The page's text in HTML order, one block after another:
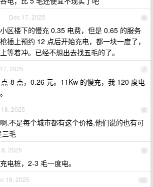
6
Dec 17, 2025
区楼下的慢充 0.35 电费，但是 0.65 的服务
插上预约 12 点后开始充电，都一块一度了，
等着冲。已经不想出去找五毛的了。
7
2025
-8 点，0.26 元。11Kw 的慢充，我 120 度电
8
2025
,不是每个城市都有这个价格,他们说的也有可
三毛
9
2025
电桩，2-3 毛一度电。
10
18, 2025